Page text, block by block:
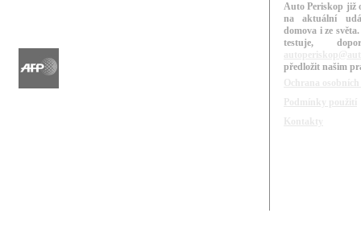
Auto Periskop již
na aktuální
domova i ze
testuje,
předložit našim